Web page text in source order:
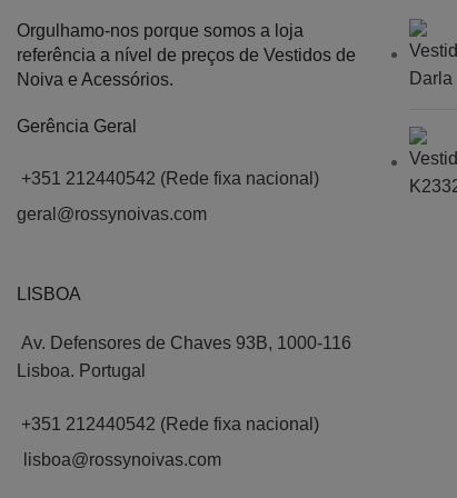
Orgulhamo-nos porque somos a loja
referência a nível de preços de Vestidos de
Noiva e Acessórios.
Gerência Geral
+351 212440542 (Rede fixa nacional)
geral@rossynoivas.com
LISBOA
Av. Defensores de Chaves 93B, 1000-116
Lisboa. Portugal
+351 212440542 (Rede fixa nacional)
lisboa@rossynoivas.com